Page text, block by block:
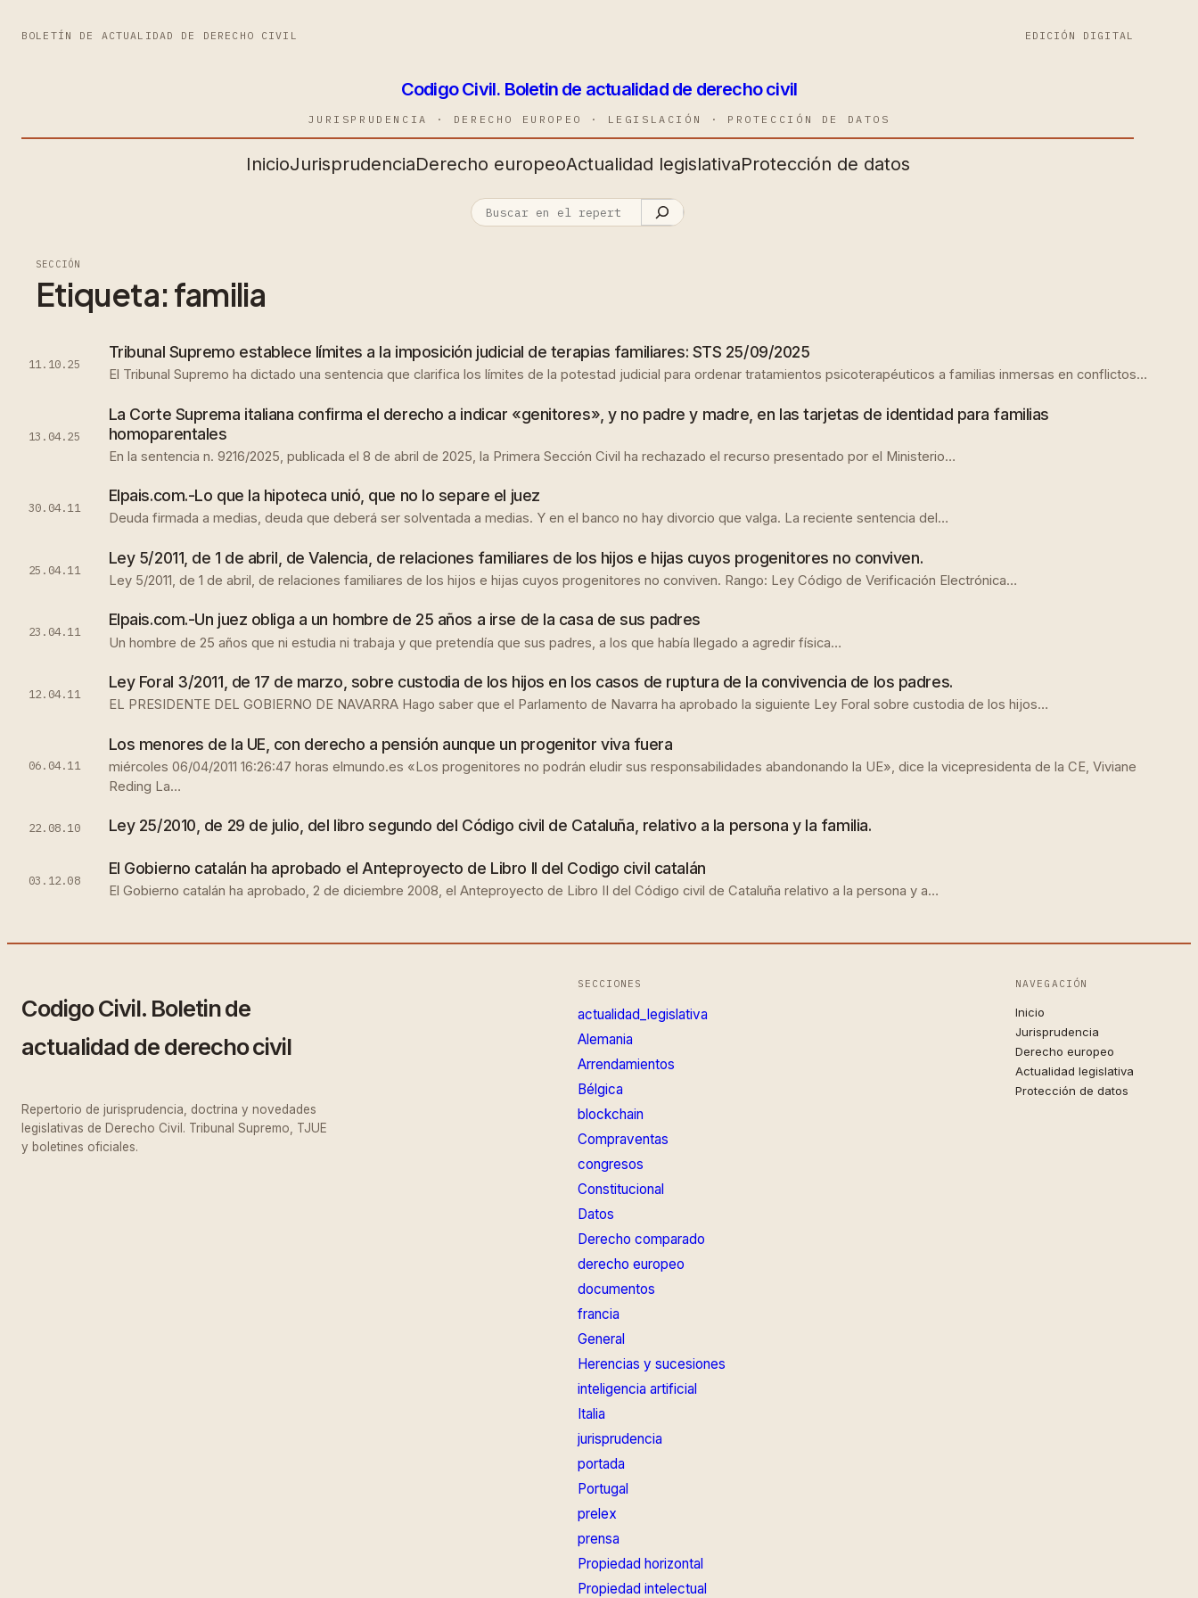
BOLETÍN DE ACTUALIDAD DE DERECHO CIVIL EDICIÓN DIGITAL
Codigo Civil. Boletin de actualidad de derecho civil
JURISPRUDENCIA · DERECHO EUROPEO · LEGISLACIÓN · PROTECCIÓN DE DATOS
InicioJurisprudenciaDerecho europeoActualidad legislativaProtección de datos
SECCIÓN
Etiqueta: familia
11.10.25
Tribunal Supremo establece límites a la imposición judicial de terapias familiares: STS 25/09/2025
El Tribunal Supremo ha dictado una sentencia que clarifica los límites de la potestad judicial para ordenar tratamientos psicoterapéuticos a familias inmersas en conflictos…
13.04.25
La Corte Suprema italiana confirma el derecho a indicar «genitores», y no padre y madre, en las tarjetas de identidad para familias
homoparentales
En la sentencia n. 9216/2025, publicada el 8 de abril de 2025, la Primera Sección Civil ha rechazado el recurso presentado por el Ministerio…
30.04.11
Elpais.com.-Lo que la hipoteca unió, que no lo separe el juez
Deuda firmada a medias, deuda que deberá ser solventada a medias. Y en el banco no hay divorcio que valga. La reciente sentencia del…
25.04.11
Ley 5/2011, de 1 de abril, de Valencia, de relaciones familiares de los hijos e hijas cuyos progenitores no conviven.
Ley 5/2011, de 1 de abril, de relaciones familiares de los hijos e hijas cuyos progenitores no conviven. Rango: Ley Código de Verificación Electrónica…
23.04.11
Elpais.com.-Un juez obliga a un hombre de 25 años a irse de la casa de sus padres
Un hombre de 25 años que ni estudia ni trabaja y que pretendía que sus padres, a los que había llegado a agredir física…
12.04.11
Ley Foral 3/2011, de 17 de marzo, sobre custodia de los hijos en los casos de ruptura de la convivencia de los padres.
EL PRESIDENTE DEL GOBIERNO DE NAVARRA Hago saber que el Parlamento de Navarra ha aprobado la siguiente Ley Foral sobre custodia de los hijos…
06.04.11
Los menores de la UE, con derecho a pensión aunque un progenitor viva fuera
miércoles 06/04/2011 16:26:47 horas elmundo.es «Los progenitores no podrán eludir sus responsabilidades abandonando la UE», dice la vicepresidenta de la CE, Viviane
Reding La…
22.08.10 Ley 25/2010, de 29 de julio, del libro segundo del Código civil de Cataluña, relativo a la persona y la familia.
03.12.08
El Gobierno catalán ha aprobado el Anteproyecto de Libro II del Codigo civil catalán
El Gobierno catalán ha aprobado, 2 de diciembre 2008, el Anteproyecto de Libro II del Código civil de Cataluña relativo a la persona y a…
Codigo Civil. Boletin de
actualidad de derecho civil
Repertorio de jurisprudencia, doctrina y novedades
legislativas de Derecho Civil. Tribunal Supremo, TJUE
y boletines oficiales.
SECCIONES
actualidad_legislativa
Alemania
Arrendamientos
Bélgica
blockchain
Compraventas
congresos
Constitucional
Datos
Derecho comparado
derecho europeo
documentos
francia
General
Herencias y sucesiones
inteligencia artificial
Italia
jurisprudencia
portada
Portugal
prelex
prensa
Propiedad horizontal
Propiedad intelectual
NAVEGACIÓN
Inicio
Jurisprudencia
Derecho europeo
Actualidad legislativa
Protección de datos